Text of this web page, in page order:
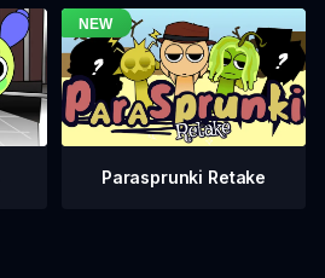
Parasprunki Retake